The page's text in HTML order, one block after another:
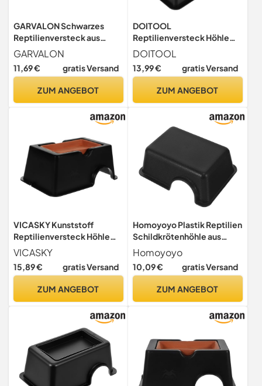
GARVALON Schwarzes
Reptilienversteck aus
Kunststoff Höhlenförmiges
Terrarium Zubehör für
Leopardgecko und Frosch
und Beobachtungsbereich
GARVALON
11,69 € gratis Versand
ZUM ANGEBOT
DOITOOL
Reptilienversteck Höhle
Aus Keramik Mit
Feuchtigkeitsspendender
Wirkung Versteck Für
Skorpione Spinnen
DOITOOL
13,99 € gratis Versand
ZUM ANGEBOT
VICASKY Kunststoff
Reptilienversteck Höhle
mit Boden Sicherer
Ruheplatz und Leicht zu
Reinigen für Aquarium und
VICASKY
15,89 € gratis Versand
ZUM ANGEBOT
Homoyoyo Plastik Reptilien
Schildkrötenhöhle aus
Kunststoff Nicht Leicht zu
Verformen und Zerbrechen
Höhle Versteck für Kleine
Terrarium
Homoyoyo
10,09 € gratis Versand
ZUM ANGEBOT